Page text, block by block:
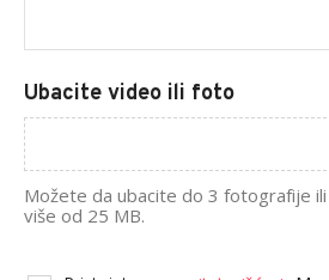
Ubacite video ili foto
Možete da ubacite do 3 fotografije
više od 25 MB.